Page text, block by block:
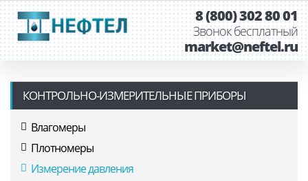
8 (800) 302 80 01
Звонок бесплатный
market@neftel.ru
КОНТРОЛЬНО-ИЗМЕРИТЕЛЬНЫЕ ПРИБОРЫ
Влагомеры
Плотномеры
Измерение давления